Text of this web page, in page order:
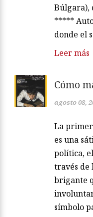
Búlgara),
*****
donde el
Leer más
Cómo
agosto 08,
La
es una
política,
través de
brigante
símbolo